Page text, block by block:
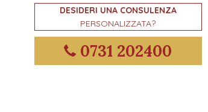
DESIDERI UNA CONSULENZA
PERSONALIZZATA?
0731 202400